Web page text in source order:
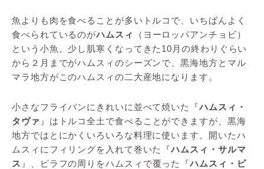
魚よりも肉を食べることが多いトルコで、いちばんよく
食べられているのがハムスィ
（ヨーロッパアンチョビ）
という小魚。少し肌寒くなってきた10月の終わりぐらい
から２月までがハムスィのシーズンで、黒海地方とマル
マラ地方がこのハムスィの二大産地になります。
小さなフライパンにきれいに並べて焼いた『ハムスィ・
タヴァ 』はトルコ全土で食べることができますが、黒海
地方ではとにかくいろいろな料理に使います。開いたハ
ムスィにフィリングを入れて巻いた『ハムスィ・サルマ
ス 』、ピラフの周りをハムスィで覆った『ハムスィ・ピ